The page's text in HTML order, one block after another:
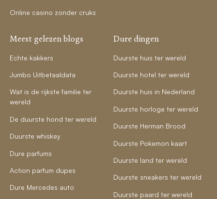
Online casino zonder cruks
Meest gelezen blogs
Echte kakkers
Jumbo Uitbetaaldata
Wat is de rijkste familie ter
wereld
De duurste hond ter wereld
Duurste whiskey
Dure parfums
Action parfum dupes
Dure Mercedes auto
Dure dingen
Duurste huis ter wereld
Duurste hotel ter wereld
Duurste huis in Nederland
Duurste horloge ter wereld
Duurste Herman Brood
Duurste Pokemon kaart
Duurste land ter wereld
Duurste sneakers ter wereld
Duurste paard ter wereld